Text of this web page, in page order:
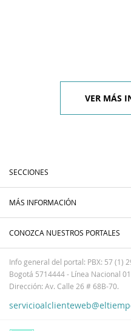
VER MÁS
SECCIONES
MÁS INFORMACIÓN
CONOZCA NUESTROS PORTALES
Info general del portal: PBX: 57 (1)
Bogotá 5714444 - Línea Nacional
Dirección: Av. Calle 26 # 68B-70.